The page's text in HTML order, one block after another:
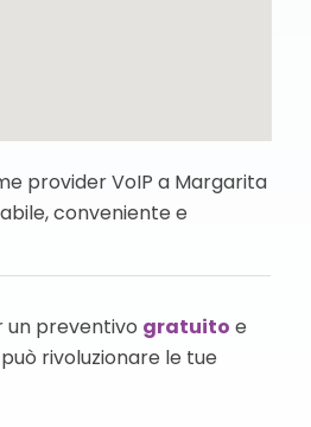
provider VoIP a Margarita
conveniente e
preventivo gratuito e
rivoluzionare le tue